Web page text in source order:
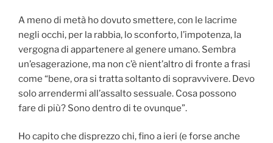
A meno di metà ho dovuto smettere, con le lacrime
negli occhi, per la rabbia, lo sconforto, l’impotenza, la
vergogna di appartenere al genere umano. Sembra
un’esagerazione, ma non c’è nient’altro di fronte a frasi
come “bene, ora si tratta soltanto di sopravvivere. Devo
solo arrendermi all’assalto sessuale. Cosa possono
fare di più? Sono dentro di te ovunque”.
Ho capito che disprezzo chi, fino a ieri (e forse anche